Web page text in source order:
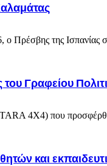
Πρέσβης της
Γραφείου
4X4) που
και